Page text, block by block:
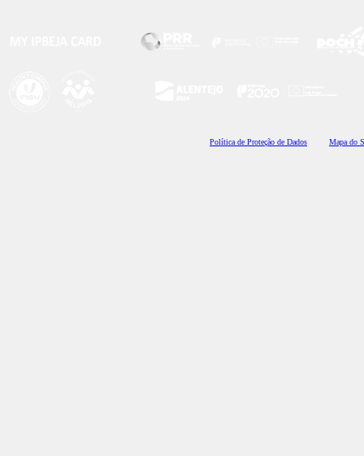
Política de Proteção de Dados Mapa do